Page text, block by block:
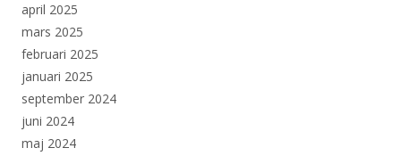
april 2025
mars 2025
februari 2025
januari 2025
september 2024
juni 2024
maj 2024